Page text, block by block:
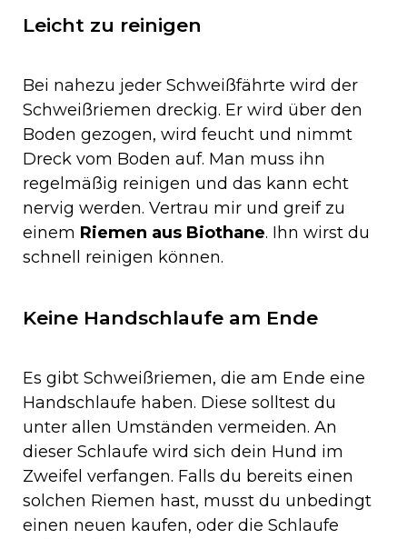
Leicht zu reinigen
Bei nahezu jeder Schweißfährte wird der
Schweißriemen dreckig. Er wird über den
Boden gezogen, wird feucht und nimmt
Dreck vom Boden auf. Man muss ihn
regelmäßig reinigen und das kann echt
nervig werden. Vertrau mir und greif zu
einem Riemen aus Biothane. Ihn wirst du
schnell reinigen können.
Keine Handschlaufe am Ende
Es gibt Schweißriemen, die am Ende eine
Handschlaufe haben. Diese solltest du
unter allen Umständen vermeiden. An
dieser Schlaufe wird sich dein Hund im
Zweifel verfangen. Falls du bereits einen
solchen Riemen hast, musst du unbedingt
einen neuen kaufen, oder die Schlaufe